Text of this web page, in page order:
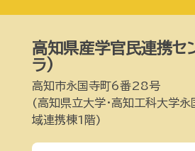
高知県産学官民連携セ
ラ)
高知市永国寺町6番28号
(高知県立大学・高知工科大学永
域連携棟1階)